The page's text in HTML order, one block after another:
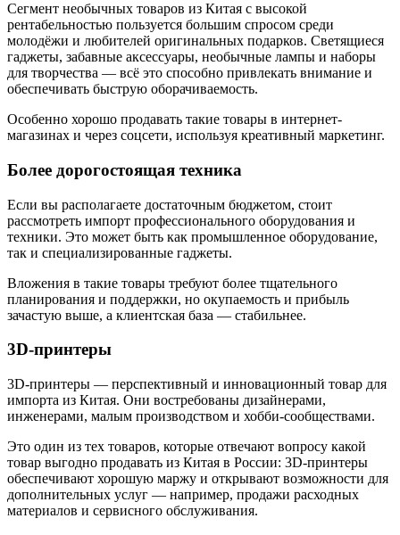
Сегмент необычных товаров из Китая с высокой
рентабельностью пользуется большим спросом среди
молодёжи и любителей оригинальных подарков. Светящиеся
гаджеты, забавные аксессуары, необычные лампы и наборы
для творчества — всё это способно привлекать внимание и
обеспечивать быструю оборачиваемость.
Особенно хорошо продавать такие товары в интернет-
магазинах и через соцсети, используя креативный маркетинг.
Более дорогостоящая техника
Если вы располагаете достаточным бюджетом, стоит
рассмотреть импорт профессионального оборудования и
техники. Это может быть как промышленное оборудование,
так и специализированные гаджеты.
Вложения в такие товары требуют более тщательного
планирования и поддержки, но окупаемость и прибыль
зачастую выше, а клиентская база — стабильнее.
3D-принтеры
3D-принтеры — перспективный и инновационный товар для
импорта из Китая. Они востребованы дизайнерами,
инженерами, малым производством и хобби-сообществами.
Это один из тех товаров, которые отвечают вопросу какой
товар выгодно продавать из Китая в России: 3D-принтеры
обеспечивают хорошую маржу и открывают возможности для
дополнительных услуг — например, продажи расходных
материалов и сервисного обслуживания.